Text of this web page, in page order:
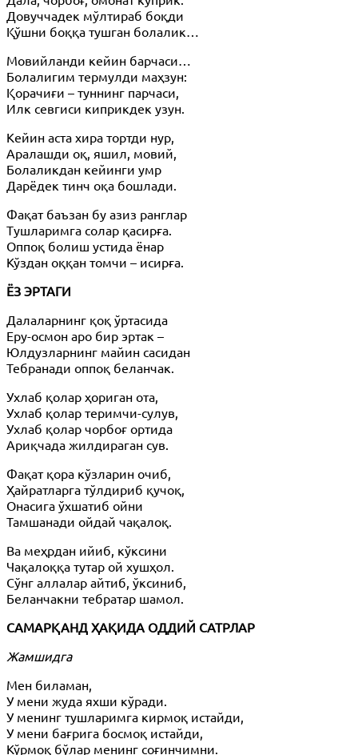
Довуччадек мўлтираб боқди
Қўшни боққа тушган болалик…
Мовийланди кейин барчаси…
Болалигим термулди маҳзун:
Қорачиғи – туннинг парчаси,
Илк севгиси киприкдек узун.
Кейин аста хира тортди нур,
Аралашди оқ, яшил, мовий,
Болаликдан кейинги умр
Дарёдек тинч оқа бошлади.
Фақат баъзан бу азиз ранглар
Тушларимга солар қасирға.
Оппоқ болиш устида ёнар
Кўздан оққан томчи – исирға.
ЁЗ ЭРТАГИ
Далаларнинг қоқ ўртасида
Еру-осмон аро бир эртак –
Юлдузларнинг майин сасидан
Тебранади оппоқ беланчак.
Ухлаб қолар ҳориган ота,
Ухлаб қолар теримчи-сулув,
Ухлаб қолар чорбоғ ортида
Ариқчада жилдираган сув.
Фақат қора кўзларин очиб,
Ҳайратларга тўлдириб қучоқ,
Онасига ўхшатиб ойни
Тамшанади ойдай чақалоқ.
Ва меҳрдан ийиб, кўксини
Чақалоққа тутар ой хушҳол.
Сўнг аллалар айтиб, ўксиниб,
Беланчакни тебратар шамол.
САМАРҚАНД ҲАҚИДА ОДДИЙ САТРЛАР
Жамшидга
Мен биламан,
У мени жуда яхши кўради.
У менинг тушларимга кирмоқ истайди,
У мени бағрига босмоқ истайди,
Кўрмоқ бўлар менинг соғинчимни.